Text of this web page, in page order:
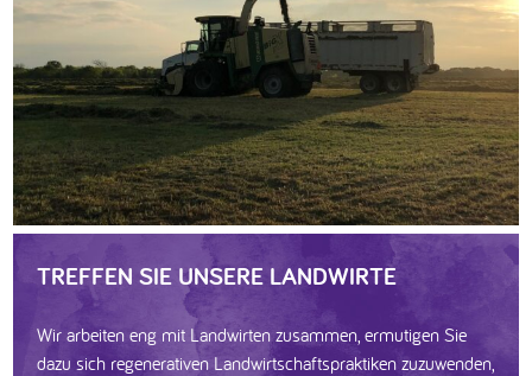
TREFFEN SIE UNSERE LANDWIRTE
Wir arbeiten eng mit Landwirten zusammen, ermutigen Sie
dazu sich regenerativen Landwirtschaftspraktiken zuzuwenden,